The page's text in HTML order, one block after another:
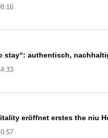
stay“: authentisch,
eröffnet erstes the niu